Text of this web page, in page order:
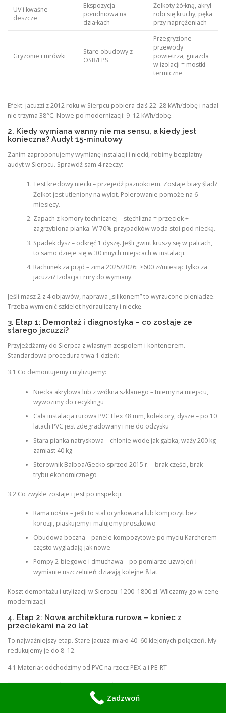
UV i kwaśne
deszcze
Ekspozycja
południowa na
działkach
Żelkoty żółkną, akryl
robi się kruchy, pęka
przy naprężeniach
Gryzonie i mrówki
Stare obudowy z
OSB/EPS
Przegryzione
przewody
powietrza, gniazda
w izolacji = mostki
termiczne
Efekt: jacuzzi z 2012 roku w Sierpcu pobiera dziś 22–28 kWh/dobę i nadal
nie trzyma 38°C. Nowe po modernizacji: 9–12 kWh/dobę.
2. Kiedy wymiana wanny nie ma sensu, a kiedy jest
konieczna? Audyt 15-minutowy
Zanim zaproponujemy wymianę instalacji i niecki, robimy bezpłatny
audyt w Sierpcu. Sprawdź sam 4 rzeczy:
Test kredowy niecki – przejedź paznokciem. Zostaje biały ślad?
Żelkot jest utleniony na wylot. Polerowanie pomoże na 6
miesięcy.
Zapach z komory technicznej – stęchlizna = przeciek +
zagrzybiona pianka. W 70% przypadków woda stoi pod niecką.
Spadek dysz – odkręć 1 dyszę. Jeśli gwint kruszy się w palcach,
to samo dzieje się w 30 innych miejscach w instalacji.
Rachunek za prąd – zima 2025/2026: >600 zł/miesiąc tylko za
jacuzzi? Izolacja i rury do wymiany.
Jeśli masz 2 z 4 objawów, naprawa „silikonem” to wyrzucone pieniądze.
Trzeba wymienić szkielet hydrauliczny i nieckę.
3. Etap 1: Demontaż i diagnostyka – co zostaje ze
starego jacuzzi?
Przyjeżdżamy do Sierpca z własnym zespołem i kontenerem.
Standardowa procedura trwa 1 dzień:
3.1 Co demontujemy i utylizujemy:
Niecka akrylowa lub z włókna szklanego – tniemy na miejscu,
wywozimy do recyklingu
Cała instalacja rurowa PVC Flex 48 mm, kolektory, dysze – po 10
latach PVC jest zdegradowany i nie do odzysku
Stara pianka natryskowa – chłonie wodę jak gąbka, waży 200 kg
zamiast 40 kg
Sterownik Balboa/Gecko sprzed 2015 r. – brak części, brak
trybu ekonomicznego
3.2 Co zwykle zostaje i jest po inspekcji:
Rama nośna – jeśli to stal ocynkowana lub kompozyt bez
korozji, piaskujemy i malujemy proszkowo
Obudowa boczna – panele kompozytowe po myciu Karcherem
często wyglądają jak nowe
Pompy 2-biegowe i dmuchawa – po pomiarze uzwojeń i
wymianie uszczelnień działają kolejne 8 lat
Koszt demontażu i utylizacji w Sierpcu: 1200–1800 zł. Wliczamy go w cenę
modernizacji.
4. Etap 2: Nowa architektura rurowa – koniec z
przeciekami na 20 lat
To najważniejszy etap. Stare jacuzzi miało 40–60 klejonych połączeń. My
redukujemy je do 8–12.
4.1 Materiał: odchodzimy od PVC na rzecz PEX-a i PE-RT
SYSTEM
Zadzwoń